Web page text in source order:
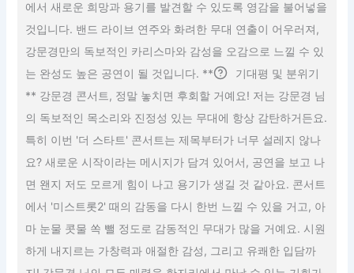
에서 새로운 희망과 용기를 발견할 수 있도록 영감을 불어넣을
것입니다. 밴드 라이브 연주와 화려한 무대 연출이 어우러져,
강문경만의 독보적인 카리스마와 감성을 오감으로 느낄 수 있
는 완성도 높은 공연이 될 것입니다. **
기대평 및 분위기
** 강문경 콘서트, 정말 놓치면 후회할 거예요! 저는 강문경 님
의 독보적인 목소리와 진정성 있는 무대에 항상 감탄하거든요.
특히 이번 '더 스타트' 콘서트는 제목부터가 너무 설레지 않나
요? 새로운 시작이라는 메시지가 담겨 있어서, 공연을 보고 나
면 왠지 저도 모르게 힘이 나고 용기가 생길 것 같아요. 콘서트
에서 '미스트롯2' 때의 감동을 다시 한번 느낄 수 있을 거고, 아
마 눈물 콧물 쏙 뺄 정도로 감동적인 무대가 많을 거예요. 시원
하게 내지르는 가창력과 애절한 감성, 그리고 유쾌한 입담까